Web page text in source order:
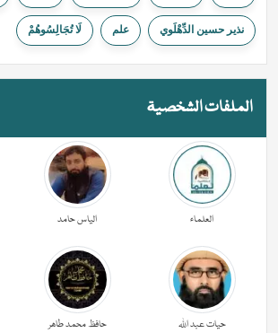
نذير حسين الدِّهْلَوي علم لَا تُجَالِسُوهُمْ
الملفات الشخصية
العلماء الیاس حامد
حیات عبد اللہ حافظ محمد طاھر